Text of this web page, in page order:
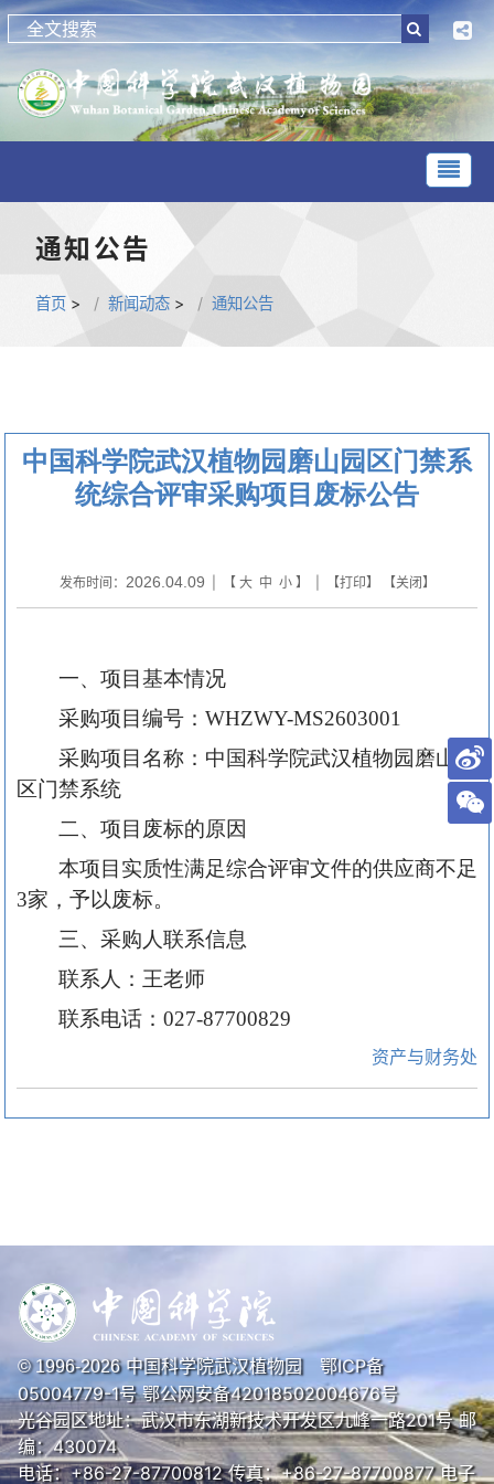
通知公告
首页 > 新闻动态 > 通知公告
中国科学院武汉植物园磨山园区门禁系
统综合评审采购项目废标公告
发布时间： 2026.04.09 | 【 大 中 小】 | 【打印】 【关闭】
一、项目基本情况
采购项目编号：WHZWY-MS2603001
采购项目名称：中国科学院武汉植物园磨山园
区门禁系统
二、项目废标的原因
本项目实质性满足综合评审文件的供应商不足
3家，予以废标。
三、采购人联系信息
联系人：王老师
联系电话：027-87700829
资产与财务处
© 1996-2026中国科学院武汉植物园 鄂ICP备
05004779-1号鄂公网安备42018502004676号
光谷园区地址：武汉市东湖新技术开发区九峰一路201号 邮
编：430074
电话：+86-27-87700812 传真：+86-27-87700877 电子